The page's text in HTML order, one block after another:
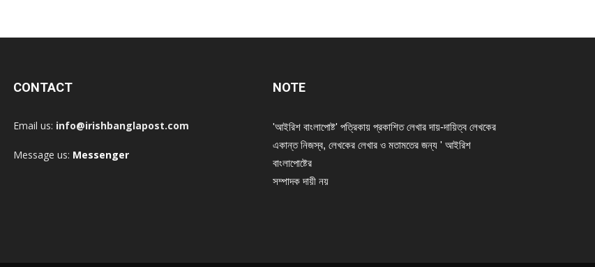
CONTACT
Email us: info@irishbanglapost.com
Message us: Messenger
NOTE
'আইরিশ বাংলাপোষ্ট' পত্রিকায় প্রকাশিত লেখার দায়-দায়িত্ব লেখকের
একান্ত নিজস্ব, লেখকের লেখার ও মতামতের জন্য ' আইরিশ
বাংলাপোষ্টের
সম্পাদক দায়ী নয়